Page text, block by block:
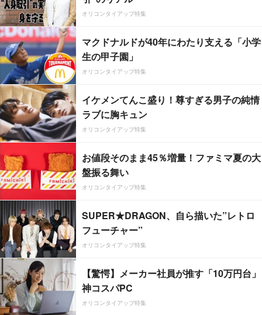
オリコンタイアップ特集
マクドナルドが40年にわたり支える「小学
生の甲子園」
オリコンタイアップ特集
イケメンてんこ盛り！尊すぎる男子の純情
ラブに胸キュン
オリコンタイアップ特集
お値段そのまま45％増量！ファミマ夏の大
盤振る舞い
オリコンタイアップ特集
SUPER★DRAGON、自ら描いた”レトロ
フューチャー”
オリコンタイアップ特集
【驚愕】メーカー社員が推す「10万円台」
神コスパPC
オリコンタイアップ特集